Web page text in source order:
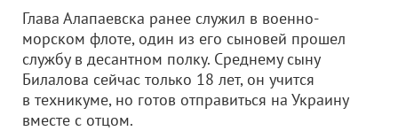
Глава Алапаевска ранее служил в военно-
морском флоте, один из его сыновей прошел
службу в десантном полку. Среднему сыну
Билалова сейчас только 18 лет, он учится
в техникуме, но готов отправиться на Украину
вместе с отцом.